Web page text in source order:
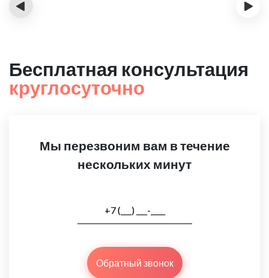
‹ ›
Бесплатная консультация
круглосуточно
Мы перезвоним вам в течение
нескольких минут
Обратный звонок